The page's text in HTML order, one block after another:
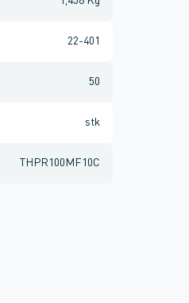
22-401
50
stk
THPR100MF10C